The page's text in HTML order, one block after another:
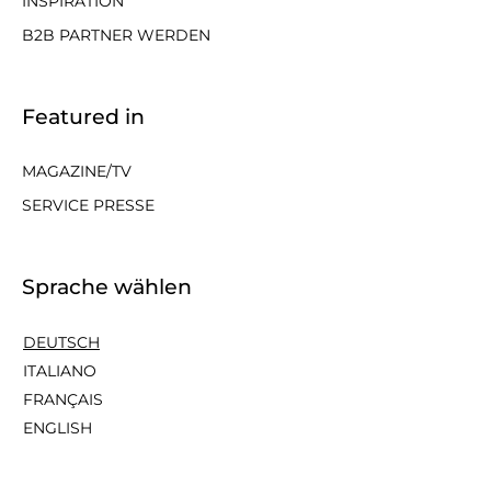
B2B PARTNER WERDEN
Featured in
MAGAZINE/TV
SERVICE PRESSE
Sprache wählen
DEUTSCH
ITALIANO
FRANÇAIS
ENGLISH